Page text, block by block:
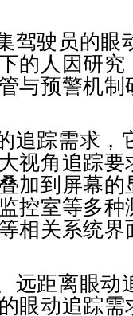
驾驶员的眼
的人因研
与预警机制
追踪需求，
视角追踪
加到屏幕
控室等多
相关系统
远距离眼动
眼动追踪